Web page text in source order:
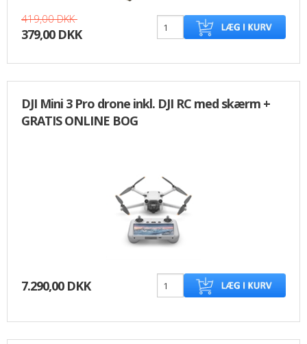
419,00 DKK
379,00 DKK
DJI Mini 3 Pro drone inkl. DJI RC med skærm +
GRATIS ONLINE BOG
7.290,00 DKK